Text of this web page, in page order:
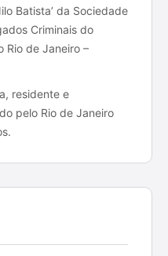
Batista’ da Sociedade
Criminais do
Rio de Janeiro –
residente e
pelo Rio de Janeiro